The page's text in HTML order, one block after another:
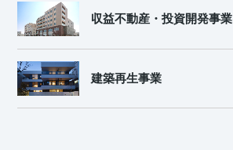
収益不動産・投資開発事業
建築再生事業